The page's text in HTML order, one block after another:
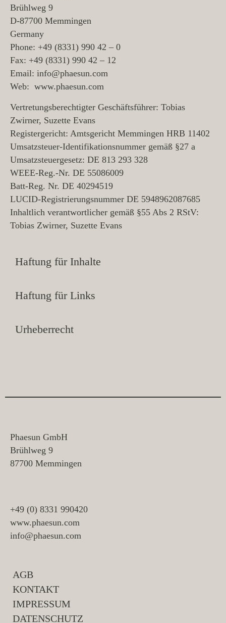
Brühlweg 9
D-87700 Memmingen
Germany
Phone: +49 (8331) 990 42 – 0
Fax: +49 (8331) 990 42 – 12
Email: info@phaesun.com
Web: www.phaesun.com
Vertretungsberechtigter Geschäftsführer: Tobias
Zwirner, Suzette Evans
Registergericht: Amtsgericht Memmingen HRB 11402
Umsatzsteuer-Identifikationsnummer gemäß §27 a
Umsatzsteuergesetz: DE 813 293 328
WEEE-Reg.-Nr. DE 55086009
Batt-Reg. Nr. DE 40294519
LUCID-Registrierungsnummer DE 5948962087685
Inhaltlich verantwortlicher gemäß §55 Abs 2 RStV:
Tobias Zwirner, Suzette Evans
Haftung für Inhalte
Haftung für Links
Urheberrecht
Phaesun GmbH
Brühlweg 9
87700 Memmingen
+49 (0) 8331 990420
www.phaesun.com
info@phaesun.com
AGB
KONTAKT
IMPRESSUM
DATENSCHUTZ